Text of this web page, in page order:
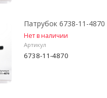
Патрубок 6738-11-4870
Нет в наличии
Артикул
6738-11-4870